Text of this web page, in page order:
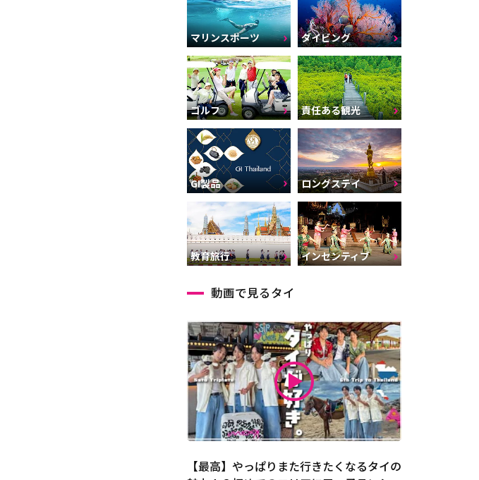
マリンスポーツ ダイビング
ゴルフ 責任ある観光
GI製品 ロングステイ
教育旅行 インセンティブ
動画で見るタイ
【最高】やっぱりまた行きたくなるタイの